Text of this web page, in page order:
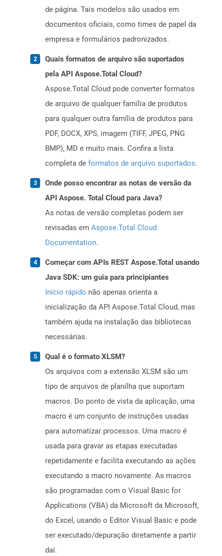
de página. Tais modelos são usados ​​em
documentos oficiais, como times de papel da
empresa e formulários padronizados.
Quais formatos de arquivo são suportados
pela API Aspose.Total Cloud?
Aspose.Total Cloud pode converter formatos
de arquivo de qualquer família de produtos
para qualquer outra família de produtos para
PDF, DOCX, XPS, imagem (TIFF, JPEG, PNG
BMP), MD e muito mais. Confira a lista
completa de formatos de arquivo suportados.
Onde posso encontrar as notas de versão da
API Aspose. Total Cloud para Java?
As notas de versão completas podem ser
revisadas em Aspose.Total Cloud
Documentation.
Começar com APIs REST Aspose.Total usando
Java SDK: um guia para principiantes
Início rápido não apenas orienta a
inicialização da API Aspose.Total Cloud, mas
também ajuda na instalação das bibliotecas
necessárias.
Qual é o formato XLSM?
Os arquivos com a extensão XLSM são um
tipo de arquivos de planilha que suportam
macros. Do ponto de vista da aplicação, uma
macro é um conjunto de instruções usadas
para automatizar processos. Uma macro é
usada para gravar as etapas executadas
repetidamente e facilita executando as ações
executando a macro novamente. As macros
são programadas com o Visual Basic for
Applications (VBA) da Microsoft da Microsoft,
do Excel, usando o Editor Visual Basic e pode
ser executado/depuração diretamente a partir
daí.